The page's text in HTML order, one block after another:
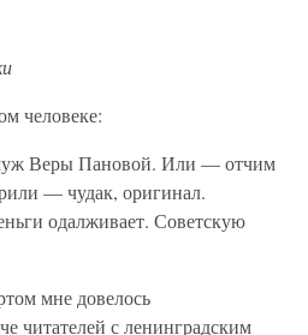
человеке:
Веры Пановой. Или — отчим
— чудак, оригинал.
одалживает. Советскую
мне довелось
читателей с ленинградским